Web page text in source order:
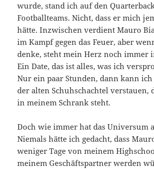
wurde, stand ich auf den
Footballteams. Nicht, dass er mich
hätte. Inzwischen verdient Mauro
im Kampf gegen das Feuer, aber
denke, steht mein Herz noch immer
Ein Date, das ist alles, was ich
Nur ein paar Stunden, dann kann
der alten Schuhschachtel verstauen,
in meinem Schrank steht.
Doch wie immer hat das Universum
Niemals hätte ich gedacht, dass
weniger Tage von meinem
meinem Geschäftspartner werden